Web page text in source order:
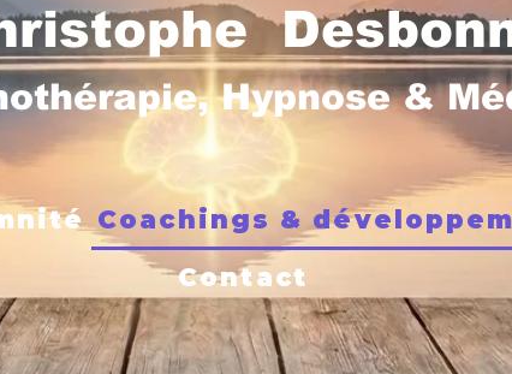
Coachings &
Contact
Hypnose &